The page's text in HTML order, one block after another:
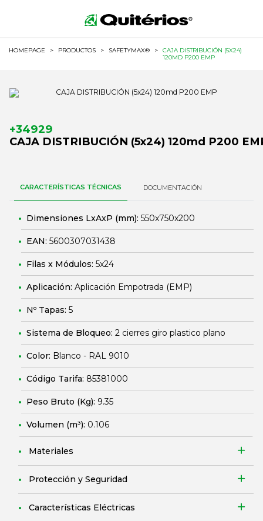
HOMEPAGE > PRODUCTOS > SAFETYMAX® >
CAJA DISTRIBUCIÓN (5X24)
120MD P200 EMP
+34929
CAJA DISTRIBUCIÓN (5x24) 120md P200
CARACTERÍSTICAS TÉCNICAS DOCUMENTACIÓN
Dimensiones LxAxP (mm): 550x750x200
EAN: 5600307031438
Filas x Módulos: 5x24
Aplicación: Aplicación Empotrada (EMP)
Nº Tapas: 5
Sistema de Bloqueo: 2 cierres giro plastico plano
Color: Blanco - RAL 9010
Código Tarifa: 85381000
Peso Bruto (Kg): 9.35
Volumen (m³): 0.106
Materiales
Protección y Seguridad
Características Eléctricas